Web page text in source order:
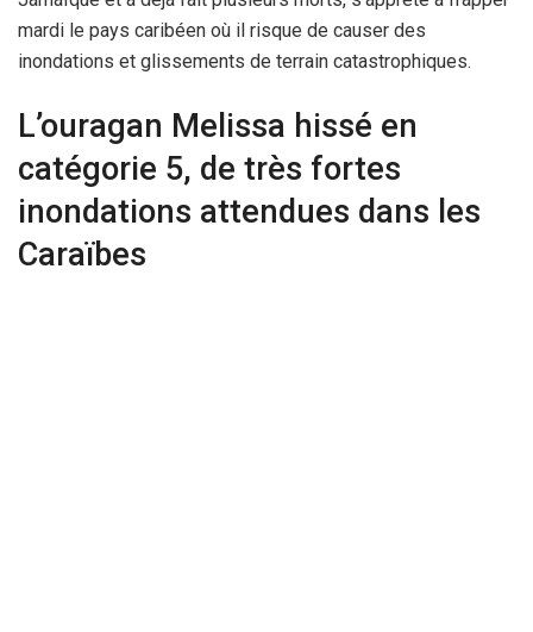
mardi le pays caribéen où il risque de causer des
inondations et glissements de terrain catastrophiques.
L’ouragan Melissa hissé en
catégorie 5, de très fortes
inondations attendues dans les
Caraïbes